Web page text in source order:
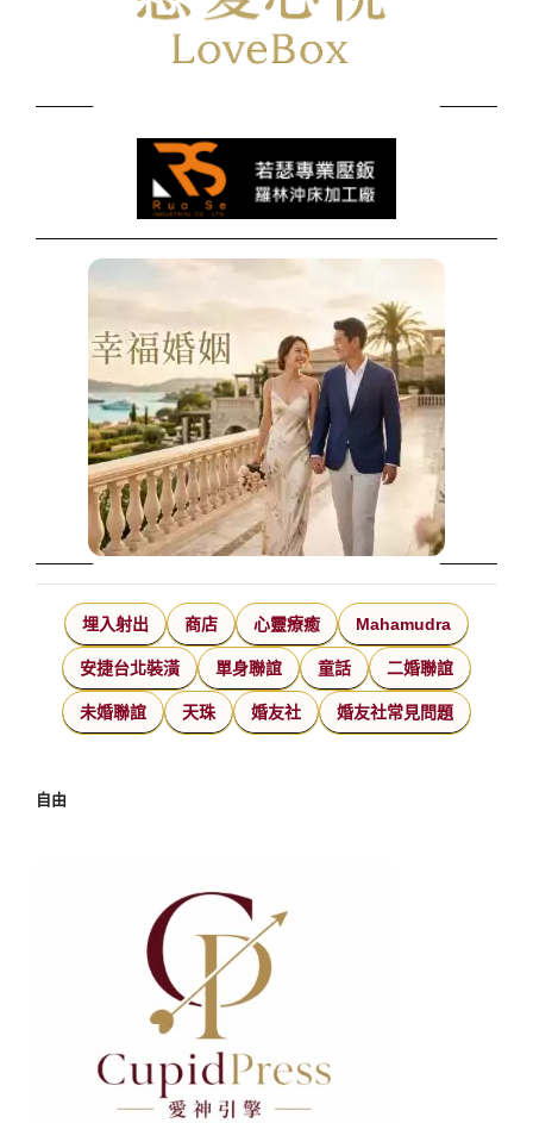
埋入射出 商店 心靈療癒 Mahamudra
安捷台北裝潢 單身聯誼 童話 二婚聯誼
未婚聯誼 天珠 婚友社 婚友社常見問題
自由